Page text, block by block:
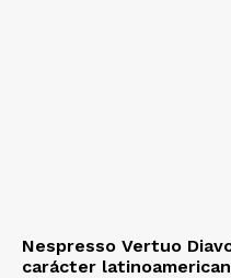
Nespresso Vertuo
carácter